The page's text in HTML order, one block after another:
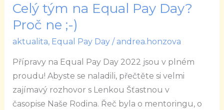
Celý tým na Equal Pay Day?
Proč ne ;-)
aktualita, Equal Pay Day/ andrea.honzova
Přípravy na Equal Pay Day 2022 jsou v plném
proudu! Abyste se naladili, přečtěte si velmi
zajímavý rozhovor s Lenkou Šťastnou v
časopise Naše Rodina. Řeč byla o mentoringu, o
Celý
tým
Pay
Day?
Proč
ne